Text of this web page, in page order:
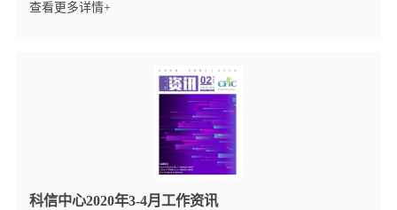
查看更多详情+
科信中心2020年3-4月工作资讯